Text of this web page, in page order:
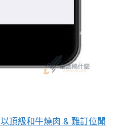
頂級和牛燒肉 & 難訂位聞